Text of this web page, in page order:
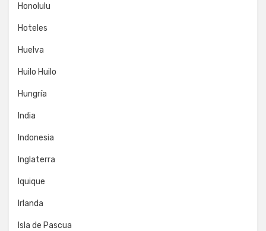
Honolulu
Hoteles
Huelva
Huilo Huilo
Hungría
India
Indonesia
Inglaterra
Iquique
Irlanda
Isla de Pascua